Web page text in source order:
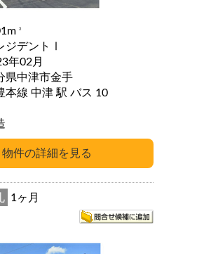
2
ジデントⅠ
年02月
県中津市金手
線 中津 駅 バス 10
1ヶ月